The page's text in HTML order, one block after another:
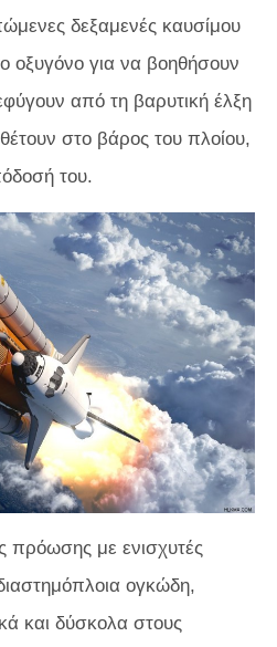
δεξαμενές καυσίμου
οξυγόνο για να βοηθήσουν
από τη βαρυτική έλξη
στο βάρος του πλοίου,
του.
πρόωσης με ενισχυτές
ογκώδη,
και δύσκολα στους